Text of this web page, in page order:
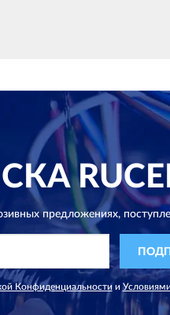
предложениях,
Конфиденциальности и